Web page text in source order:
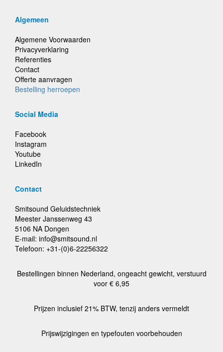
Algemeen
Algemene Voorwaarden
Privacyverklaring
Referenties
Contact
Offerte aanvragen
Bestelling herroepen
Social Media
Facebook
Instagram
Youtube
LinkedIn
Contact
Smitsound Geluidstechniek
Meester Janssenweg 43
5106 NA Dongen
E-mail: info@smitsound.nl
Telefoon: +31-(0)6-22256322
Bestellingen binnen Nederland, ongeacht gewicht, verstuurd
voor € 6,95
Prijzen inclusief 21% BTW, tenzij anders vermeldt
Prijswijzigingen en typefouten voorbehouden